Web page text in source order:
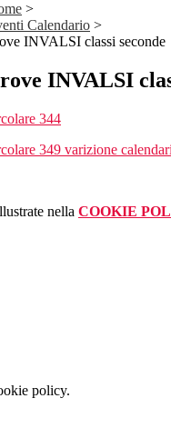
>
Calendario >
INVALSI classi seconde
INVALSI
344
349 varizione
nella COOKIE
policy.